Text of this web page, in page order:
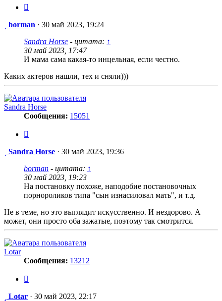
Сообщение
borman · 30 май 2023, 19:24
Sandra Horse - цитата: ↑
30 май 2023, 17:47
И мама сама какая-то инцельная, если честно.
Каких актеров нашли, тех и сняли)))
Sandra Horse
Сообщения: 15051
Сообщение
Sandra Horse · 30 май 2023, 19:36
borman - цитата: ↑
30 май 2023, 19:23
На постановку похоже, наподобие постановочных
порнороликов типа "сын изнасиловал мать", и т.д.
Не в теме, но это выглядит искусственно. И нездорово. А
может, они просто оба зажатые, поэтому так смотрится.
Lotar
Сообщения: 13212
Сообщение
Lotar · 30 май 2023, 22:17